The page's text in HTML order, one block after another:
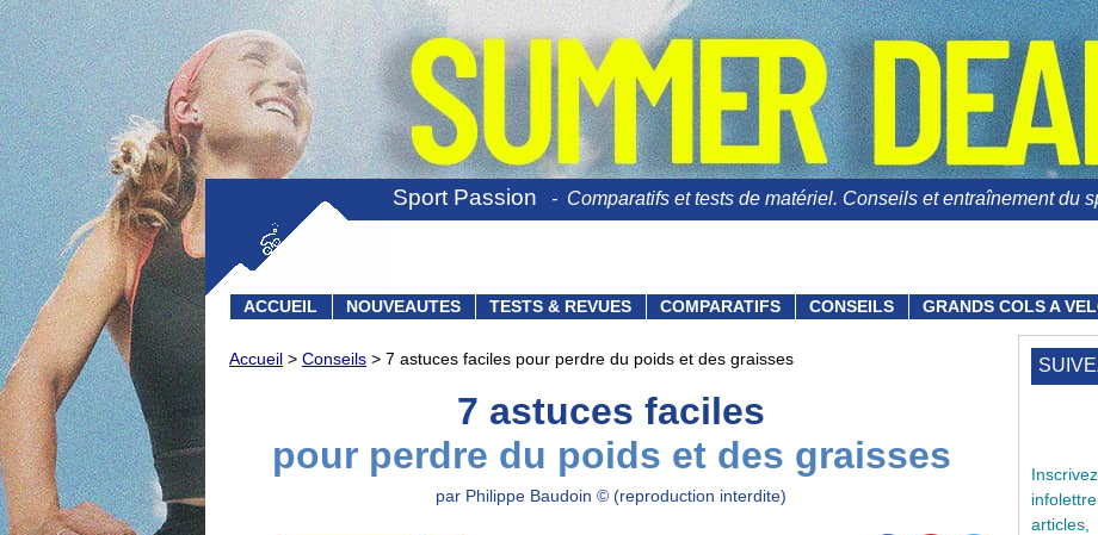
Sport Passion - Comparatifs et tests de matériel. Conseils et entraînement du
ACCUEIL NOUVEAUTES TESTS & REVUES COMPARATIFS CONSEILS GRANDS COLS A
Accueil > Conseils > 7 astuces faciles pour perdre du poids et des graisses
7 astuces faciles
pour perdre du poids et des graisses
par Philippe Baudoin © (reproduction interdite)